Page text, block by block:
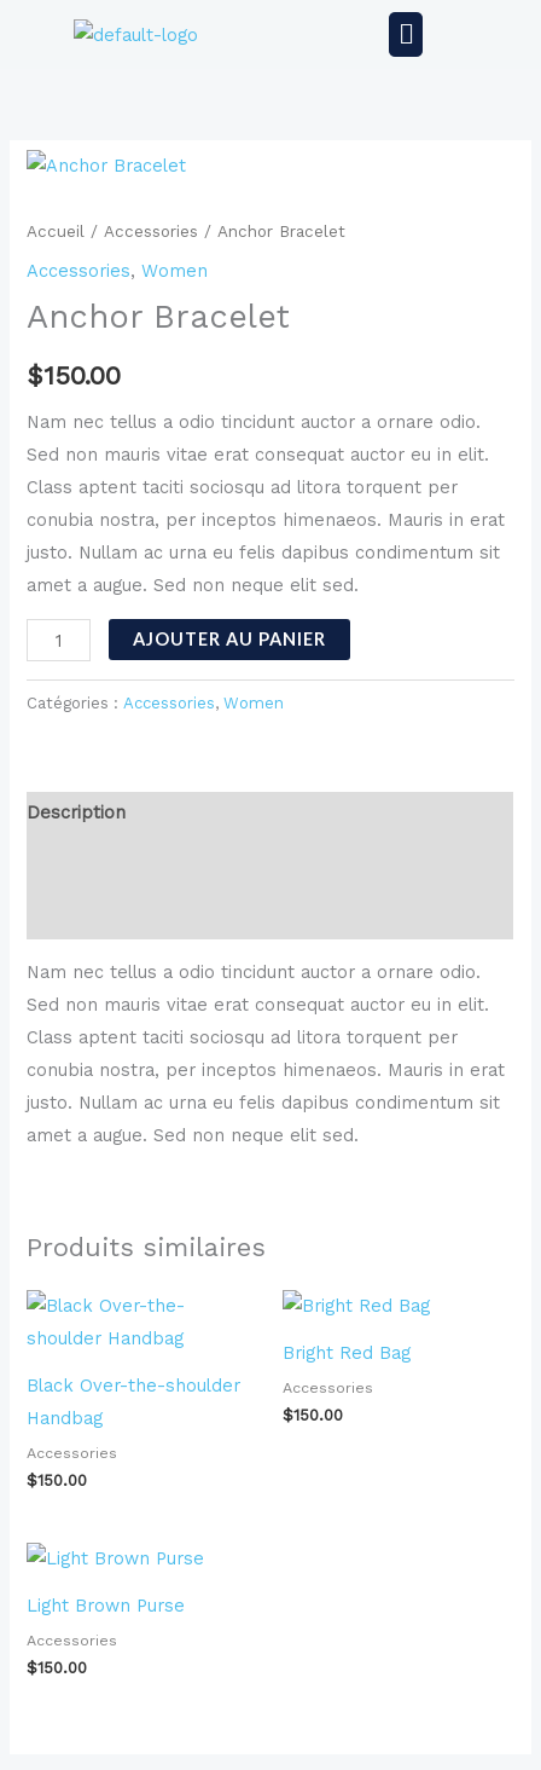
Menu
Accueil / Accessories / Anchor Bracelet
Accessories,Women
Anchor Bracelet
$150.00
Nam nec tellus a odio tincidunt auctor a ornare odio.
Sed non mauris vitae erat consequat auctor eu in elit.
Class aptent taciti sociosqu ad litora torquent per
conubia nostra, per inceptos himenaeos. Mauris in erat
justo. Nullam ac urna eu felis dapibus condimentum sit
amet a augue. Sed non neque elit sed.
quantité
Anchor
Bracelet
AJOUTER AU PANIER
Catégories : Accessories,Women
Description
Nam nec tellus a odio tincidunt auctor a ornare odio.
Sed non mauris vitae erat consequat auctor eu in elit.
Class aptent taciti sociosqu ad litora torquent per
conubia nostra, per inceptos himenaeos. Mauris in erat
justo. Nullam ac urna eu felis dapibus condimentum sit
amet a augue. Sed non neque elit sed.
Produits similaires
Black Over-the-shoulder
Handbag
Accessories
$150.00
Bright Red Bag
Accessories
$150.00
Light Brown Purse
Accessories
$150.00